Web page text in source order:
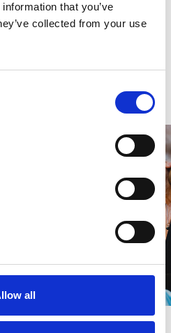
that you’ve
collected from your use
all
basis van0 beoordelingen